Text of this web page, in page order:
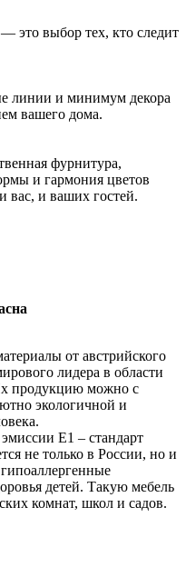
это выбор тех, кто следит
линии и минимум декора
вашего дома.
фурнитура,
и гармония цветов
вас, и ваших гостей.
от австрийского
лидера в области
продукцию можно с
экологичной и
Е1 – стандарт
не только в России, но и
детей. Такую мебель
комнат, школ и садов.